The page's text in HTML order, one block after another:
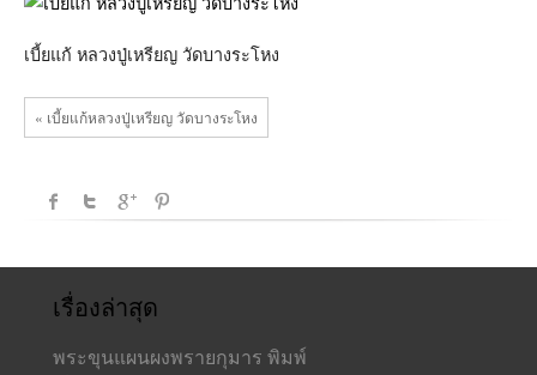
ปู่
วัด
บาง
โหง
เบี้ยแก้ หลวงปู่เหรียญ วัดบางระโหง
« เบี้ยแก้หลวงปู่เหรียญ วัดบางระโหง
เรื่องล่าสุด
พระขุนแผนผงพรายกุมาร พิมพ์